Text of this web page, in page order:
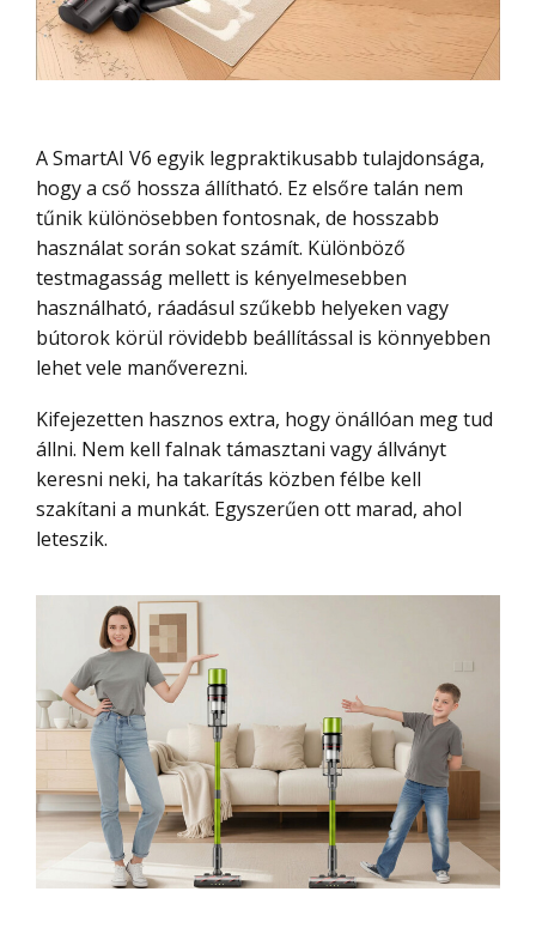
A SmartAI V6 egyik legpraktikusabb tulajdonsága,
hogy a cső hossza állítható. Ez elsőre talán nem
tűnik különösebben fontosnak, de hosszabb
használat során sokat számít. Különböző
testmagasság mellett is kényelmesebben
használható, ráadásul szűkebb helyeken vagy
bútorok körül rövidebb beállítással is könnyebben
lehet vele manőverezni.
Kifejezetten hasznos extra, hogy önállóan meg tud
állni. Nem kell falnak támasztani vagy állványt
keresni neki, ha takarítás közben félbe kell
szakítani a munkát. Egyszerűen ott marad, ahol
leteszik.